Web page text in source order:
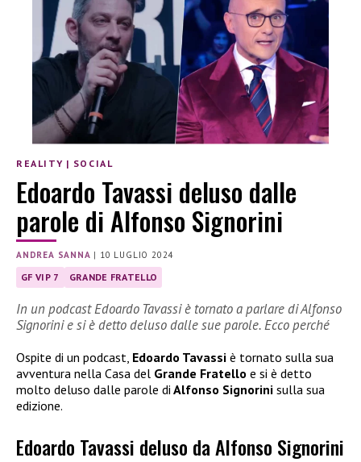
REALITY | SOCIAL
Edoardo Tavassi deluso dalle
parole di Alfonso Signorini
ANDREA SANNA | 10 LUGLIO 2024
GF VIP 7 GRANDE FRATELLO
In un podcast Edoardo Tavassi è tornato a parlare di Alfonso
Signorini e si è detto deluso dalle sue parole. Ecco perché
Ospite di un podcast, Edoardo Tavassi è tornato sulla sua
avventura nella Casa del Grande Fratello e si è detto
molto deluso dalle parole di Alfonso Signorini sulla sua
edizione.
Edoardo Tavassi deluso da Alfonso Signorini